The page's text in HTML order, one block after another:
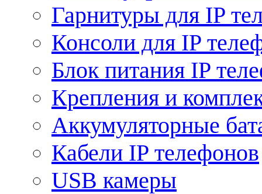
Гарнитуры для IP
Консоли для IP
Блок питания IP
Крепления и
Аккумуляторные
Кабели IP телефонов
USB камеры